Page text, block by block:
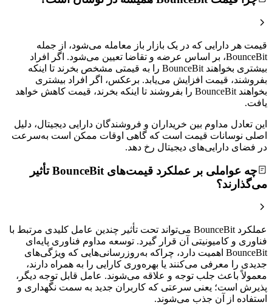
قیمت هر دارایی که در یک بازار باز معامله می‌شود، از جمله
BounceBit، بر اساس عرضه و تقاضا تعیین می‌شود. اگر افراد
بیشتری بخواهند BounceBit را به قیمتی مشخص بخرند تا اینکه
بفروشند، قیمت افزایش می‌یابد. برعکس، اگر افراد بیشتری
بخواهند BounceBit را بفروشند تا اینکه بخرند، قیمت کاهش خواهد
یافت.
این تعادل مداوم بین خریداران و فروشندگان دارایی دیجیتال، دلیل
اصلی نوسانات قیمت است که گاهی اوقات ممکن است به‌سرعت
در فضای دارایی‌های دیجیتال رخ دهد.
چه عواملی بر عملکرد قیمت‌های BounceBit تأثیر
می‌گذارند؟
عملکرد BounceBit می‌تواند تحت تأثیر چندین عامل کلیدی مرتبط با
فناوری و کامیونیتی آن قرار گیرد. توسعه مداوم فناوری پایه‌ای
BounceBit اهمیت دارد، چراکه به‌روزرسانی‌هایی که ویژگی‌های
جدیدی را معرفی می‌کنند یا بهره‌وری کارایی را به همراه دارند،
معمولاً باعث جلب توجه و علاقه‌ می‌شوند. عامل قابل توجه دیگر،
پذیرش است؛ یعنی سرعتی که کاربران جدید به سمت نگهداری و
استفاده از آن جذب می‌شوند.